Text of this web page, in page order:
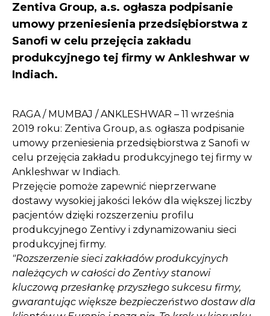
Zentiva Group, a.s. ogłasza podpisanie
umowy przeniesienia przedsiębiorstwa z
Sanofi w celu przejęcia zakładu
produkcyjnego tej firmy w Ankleshwar w
Indiach.
RAGA / MUMBAJ / ANKLESHWAR – 11 września
2019 roku: Zentiva Group, a.s. ogłasza podpisanie
umowy przeniesienia przedsiębiorstwa z Sanofi w
celu przejęcia zakładu produkcyjnego tej firmy w
Ankleshwar w Indiach.
Przejęcie pomoże zapewnić nieprzerwane
dostawy wysokiej jakości leków dla większej liczby
pacjentów dzięki rozszerzeniu profilu
produkcyjnego Zentivy i zdynamizowaniu sieci
produkcyjnej firmy.
"Rozszerzenie sieci zakładów produkcyjnych
należących w całości do Zentivy stanowi
kluczową przesłankę przyszłego sukcesu firmy,
gwarantując większe bezpieczeństwo dostaw dla